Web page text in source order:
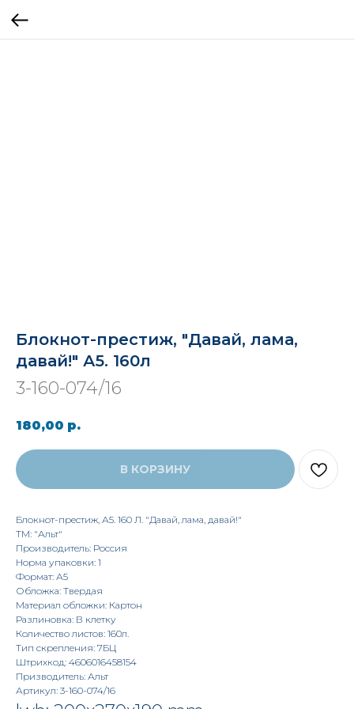
Блокнот-престиж, "Давай, лама,
давай!" А5. 160л
3-160-074/16
180,00 р.
В КОРЗИНУ
Блокнот-престиж, А5. 160 Л. "Давай, лама, давай!"
TM: "Альт"
Производитель: Россия
Норма упаковки: 1
Формат: А5
Обложка: Твердая
Материал обложки: Картон
Разлиновка: В клетку
Количество листов: 160л.
Тип скрепления: 7БЦ
Штрихкод: 4606016458154
Призводитель: Альт
Артикул: 3-160-074/16